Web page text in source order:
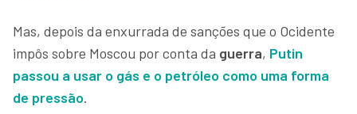
Mas, depois da enxurrada de sanções que o Ocidente
impôs sobre Moscou por conta da guerra, Putin
passou a usar o gás e o petróleo como uma forma
de pressão.